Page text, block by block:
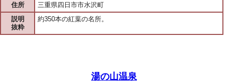
住所
三重県四日市市水沢町
説明
抜粋
約350本の紅葉の名所。
湯の山温泉